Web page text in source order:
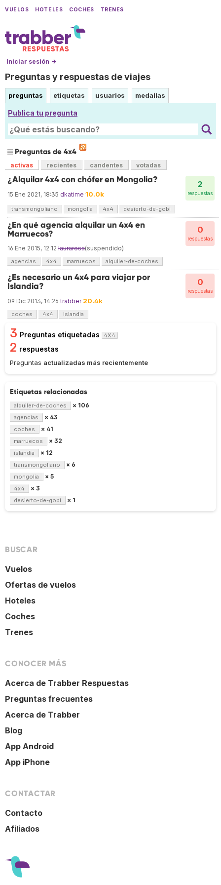
VUELOS HOTELES COCHES TRENES
Iniciar sesión →
Preguntas y respuestas de viajes
preguntas etiquetas usuarios medallas
Publica tu pregunta
Preguntas de 4x4
activas recientes candentes votadas
2
respuestas
¿Alquilar 4x4 con chófer en Mongolia?
15 Ene 2021, 18:35 dkatime 10.0k
transmongoliano mongolia 4x4 desierto-de-gobi
0
respuestas
¿En qué agencia alquilar un 4x4 en
Marruecos?
16 Ene 2015, 12:12 laurarosa(suspendido)
agencias 4x4 marruecos alquiler-de-coches
0
respuestas
¿Es necesario un 4x4 para viajar por
Islandia?
09 Dic 2013, 14:26 trabber 20.4k
coches 4x4 islandia
3 Preguntas etiquetadas 4X4
2 respuestas
Preguntas actualizadas más recientemente
Etiquetas relacionadas
alquiler-de-coches × 106
agencias × 43
coches × 41
marruecos × 32
islandia × 12
transmongoliano × 6
mongolia × 5
4x4 × 3
desierto-de-gobi × 1
BUSCAR
Vuelos
Ofertas de vuelos
Hoteles
Coches
Trenes
CONOCER MÁS
Acerca de Trabber Respuestas
Preguntas frecuentes
Acerca de Trabber
Blog
App Android
App iPhone
CONTACTAR
Contacto
Afiliados